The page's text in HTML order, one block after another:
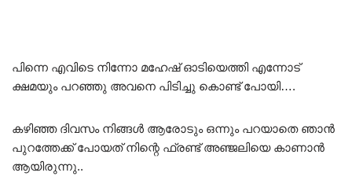
പിന്നെ എവിടെ നിന്നോ മഹേഷ് ഓടിയെത്തി എന്നോട്
ക്ഷമയും പറഞ്ഞു അവനെ പിടിച്ചു കൊണ്ട് പോയി….
കഴിഞ്ഞ ദിവസം നിങ്ങൾ ആരോടും ഒന്നും പറയാതെ ഞാൻ
പുറത്തേക്ക് പോയത് നിന്റെ ഫ്രണ്ട് അഞ്ജലിയെ കാണാൻ
ആയിരുന്നു..